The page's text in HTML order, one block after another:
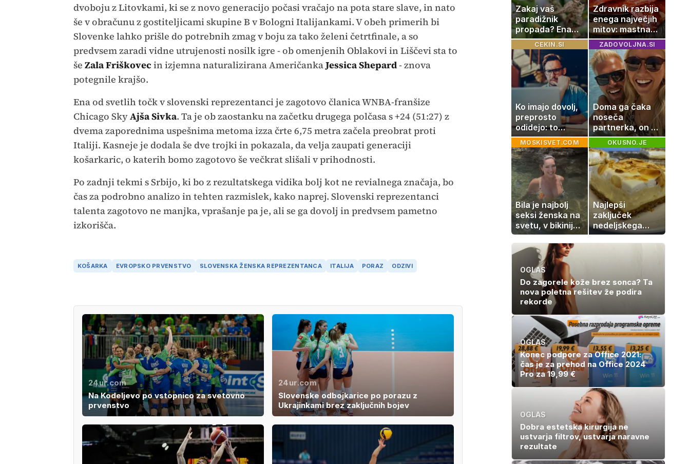
dvoboju z Litovkami, ki se z novo generacijo počasi vračajo na pota stare slave, in nato
še v obračunu z gostiteljicami skupine B v Bologni Italijankami. V obeh primerih bi
Slovenke lahko prišle do potrebnih zmag v boju za tako želeni četrtfinale, a so
predvsem zaradi vidne utrujenosti nosilk igre - ob omenjenih Oblakovi in Liščevi sta to
še Zala Friškovec in izjemna naturalizirana AmeričankaJessica Shepard- znova
potegnile krajšo.
Ena od svetlih točk v slovenski reprezentanci je zagotovo članica WNBA-franšize
Chicago SkyAjša Sivka. Ta je ob zaostanku na začetku drugega polčasa s +24 (51:27) z
dvema zaporednima uspešnima metoma izza črte 6,75 metra začela preobrat proti
Italiji. Kasneje je dodala še dve trojki in pokazala, da velja zaupati generaciji
košarkaric, o katerih bomo zagotovo še večkrat slišali v prihodnosti.
Po zadnji tekmi s Srbijo, ki bo z rezultatskega vidika bolj kot ne revialnega značaja, bo
čas za podrobno analizo in tehten razmislek, kako naprej. Slovenski reprezentanci
talenta zagotovo ne manjka, vprašanje pa je, ali se ga dovolj in predvsem pametno
izkorišča.
KOŠARKA EVROPSKO PRVENSTVO SLOVENSKA ŽENSKA REPREZENTANCA ITALIJA PORAZ ODZIVI
24ur.com
Na Kodeljevo po vstopnico za svetovno
prvenstvo
24ur.com
Slovenske odbojkarice po porazu z
Ukrajinkami brez zaključnih bojev
Zakaj vaš
paradižnik
propada? Ena
napaka lahko
uniči rastline –
tako jih rešite
Zdravnik razbija
enega največjih
mitov: mastna
jetra ne
nastanejo
zaradi slanine,
temveč zaradi
živila, ki ga
imamo vsi radi
CEKIN.SI
Ko imajo dovolj,
preprosto
odidejo: to
znamenje
najpogosteje da
odpoved
ZADOVOLJNA.SI
Doma ga čaka
noseča
partnerka, on pa
dopustuje z
drugo
MOSKISVET.COM
Bila je najbolj
seksi ženska na
svetu, v bikiniju
znova navdušila
OKUSNO.JE
Najlepši
zaključek
nedeljskega
kosila: 8 sladic
brez peke, ki se
OGLAS
Do zagorele kože brez sonca? Ta
nova poletna rešitev že podira
rekorde
OGLAS
Konec podpore za Office 2021:
čas je za prehod na Office 2024
Pro za 19,99 €
OGLAS
Dobra estetska kirurgija ne
ustvarja filtrov, ustvarja naravne
rezultate